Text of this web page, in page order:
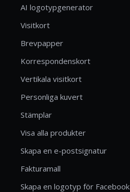
AI logotypgenerator
Visitkort
Brevpapper
Korrespondenskort
Vertikala visitkort
Personliga kuvert
Stämplar
Visa alla produkter
Skapa en e-postsignatur
Fakturamall
Skapa en logotyp för Facebook